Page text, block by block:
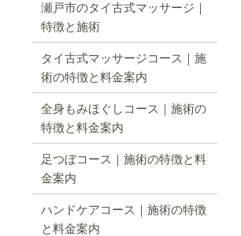
瀬戸市のタイ古式マッサージ｜
特徴と施術
タイ古式マッサージコース｜施
術の特徴と料金案内
全身もみほぐしコース｜施術の
特徴と料金案内
足つぼコース｜施術の特徴と料
金案内
ハンドケアコース｜施術の特徴
と料金案内